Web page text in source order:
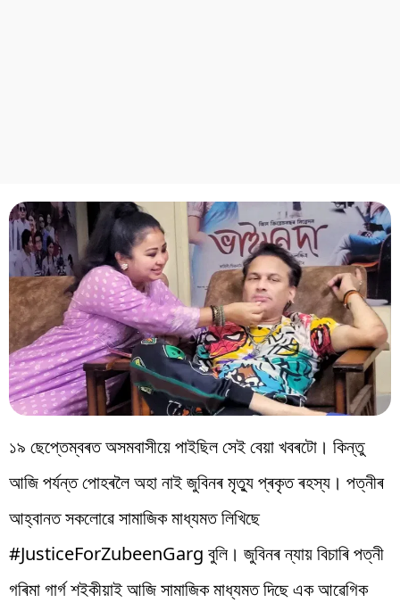
১৯ ছেপ্তেম্বৰত অসমবাসীয়ে পাইছিল সেই বেয়া খবৰটো। কিন্তু
আজি পৰ্যন্ত পোহৰলৈ অহা নাই জুবিনৰ মৃত্যু প্ৰকৃত ৰহস্য। পত্নীৰ
আহ্বানত সকলোৱে সামাজিক মাধ্যমত লিখিছে
#JusticeForZubeenGarg বুলি। জুবিনৰ ন্যায় বিচাৰি পত্নী
গৰিমা গাৰ্গ শইকীয়াই আজি সামাজিক মাধ্যমত দিছে এক আৱেগিক